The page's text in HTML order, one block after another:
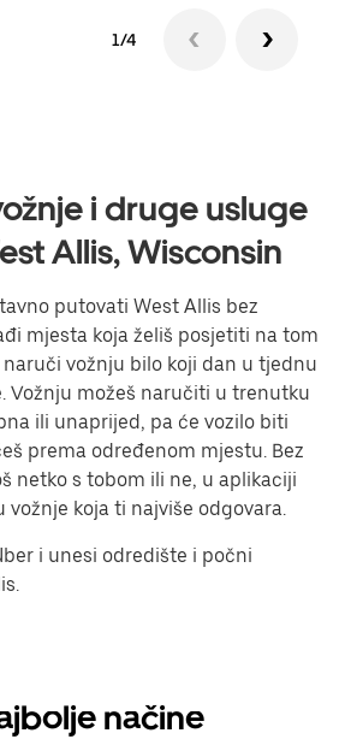
1/4
i druge usluge
Allis, Wisconsin
putovati West Allis bez
mjesta koja želiš posjetiti na tom
vožnju bilo koji dan u tjednu
Vožnju možeš naručiti u trenutku
ili unaprijed, pa će vozilo biti
prema određenom mjestu. Bez
netko s tobom ili ne, u aplikaciji
vožnje koja ti najviše odgovara.
i unesi odredište i počni
načine